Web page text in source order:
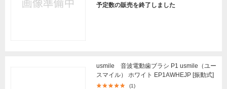
予定数の販売を終了しました
usmile 音波電動歯ブラシ P1 usmile（ユー
スマイル） ホワイト EP1AWHEJP [振動式]
(1)